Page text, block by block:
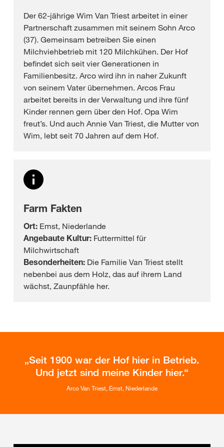
Der 62-jährige Wim Van Triest arbeitet in einer
Partnerschaft zusammen mit seinem Sohn Arco
(37). Gemeinsam betreiben Sie einen
Milchviehbetrieb mit 120 Milchkühen. Der Hof
befindet sich seit vier Generationen in
Familienbesitz. Arco wird ihn in naher Zukunft
von seinem Vater übernehmen. Arcos Frau
arbeitet bereits in der Verwaltung und ihre fünf
Kinder rennen gern über den Hof. Opa Wim
freut’s. Und auch Annie Van Triest, die Mutter von
Wim, lebt seit 70 Jahren auf dem Hof.
Farm Fakten
Ort: Emst, Niederlande
Angebaute Kultur: Futtermittel für
Milchwirtschaft
Besonderheiten: Die Familie Van Triest stellt
nebenbei aus dem Holz, das auf ihrem Land
wächst, Zaunpfähle her.
Seit 1900 war der Hof hier in Betrieb.
Und jetzt sind meine Kinder hier.
Arco Van Triest, Emst, Niederlande